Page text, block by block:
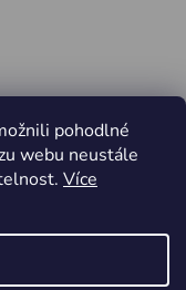
pohodlné
webu neustále
Více